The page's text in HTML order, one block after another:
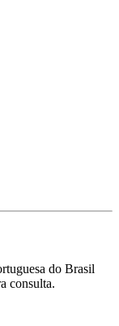
do Brasil
consulta.